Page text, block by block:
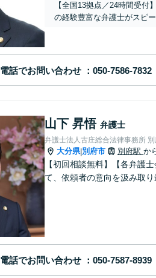
【全国13拠点／24時間受
の経験豊富な弁護士がスピ
電話でお問い合わせ
山下 昇悟 弁護士
弁護士法人古庄総合法律事務所
大分県|別府市 別府駅 か
【初回相談無料】【各弁護
て、依頼者の意向を汲み取
電話でお問い合わせ